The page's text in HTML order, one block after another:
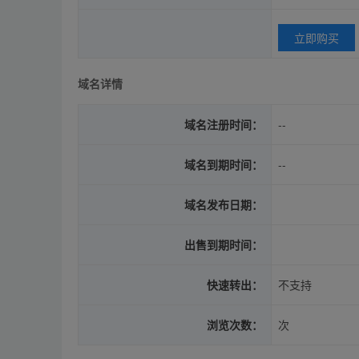
立即购买
域名详情
域名注册时间： --
域名到期时间： --
域名发布日期：
出售到期时间：
快速转出： 不支持
浏览次数： 次